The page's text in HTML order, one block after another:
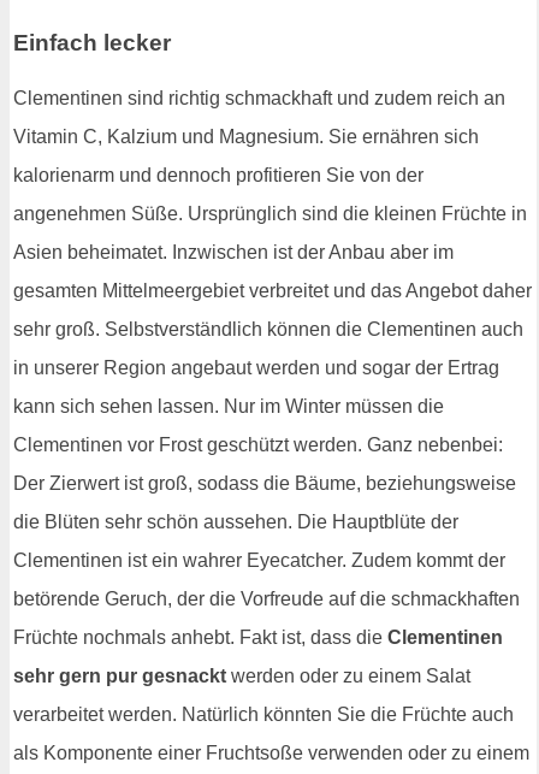
Einfach lecker
Clementinen sind richtig schmackhaft und zudem reich an
Vitamin C, Kalzium und Magnesium. Sie ernähren sich
kalorienarm und dennoch profitieren Sie von der
angenehmen Süße. Ursprünglich sind die kleinen Früchte in
Asien beheimatet. Inzwischen ist der Anbau aber im
gesamten Mittelmeergebiet verbreitet und das Angebot daher
sehr groß. Selbstverständlich können die Clementinen auch
in unserer Region angebaut werden und sogar der Ertrag
kann sich sehen lassen. Nur im Winter müssen die
Clementinen vor Frost geschützt werden. Ganz nebenbei:
Der Zierwert ist groß, sodass die Bäume, beziehungsweise
die Blüten sehr schön aussehen. Die Hauptblüte der
Clementinen ist ein wahrer Eyecatcher. Zudem kommt der
betörende Geruch, der die Vorfreude auf die schmackhaften
Früchte nochmals anhebt. Fakt ist, dass die Clementinen
sehr gern pur gesnackt werden oder zu einem Salat
verarbeitet werden. Natürlich könnten Sie die Früchte auch
als Komponente einer Fruchtsoße verwenden oder zu einem